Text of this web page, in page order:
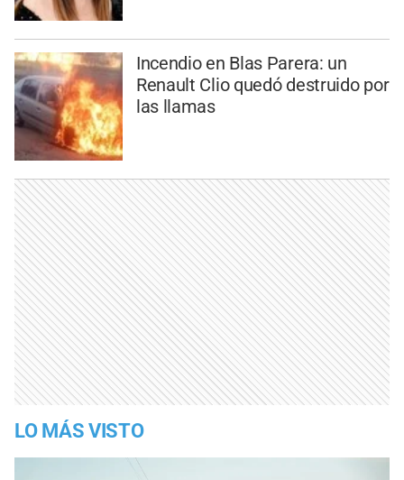
Incendio en Blas Parera: un
Renault Clio quedó destruido por
las llamas
LO MÁS VISTO